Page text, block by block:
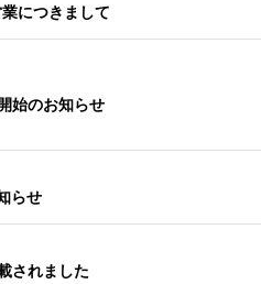
につきまして
始のお知らせ
らせ
されました